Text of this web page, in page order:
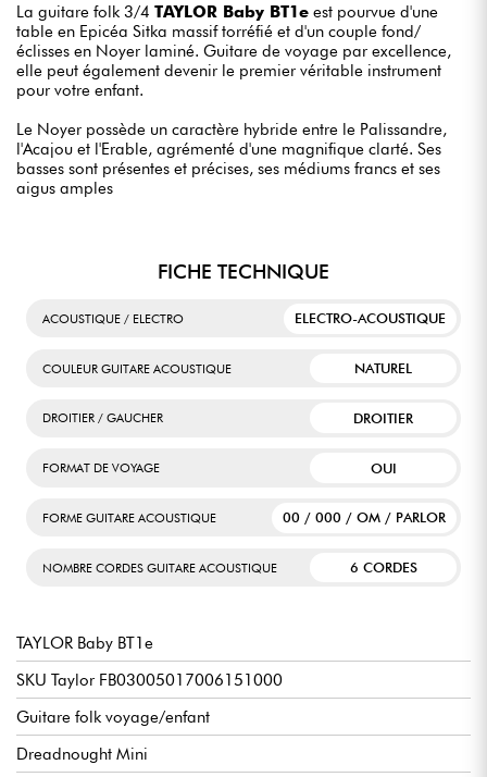
La guitare folk 3/4 TAYLOR Baby BT1e est pourvue d'une
table en Epicéa Sitka massif torréfié et d'un couple fond/
éclisses en Noyer laminé. Guitare de voyage par excellence,
elle peut également devenir le premier véritable instrument
pour votre enfant.
Le Noyer possède un caractère hybride entre le Palissandre,
l'Acajou et l'Erable, agrémenté d'une magnifique clarté. Ses
basses sont présentes et précises, ses médiums francs et ses
aigus amples
FICHE TECHNIQUE
ACOUSTIQUE / ELECTRO ELECTRO-ACOUSTIQUE
COULEUR GUITARE ACOUSTIQUE NATUREL
DROITIER / GAUCHER DROITIER
FORMAT DE VOYAGE OUI
FORME GUITARE ACOUSTIQUE 00 / 000 / OM / PARLOR
NOMBRE CORDES GUITARE ACOUSTIQUE 6 CORDES
TAYLOR Baby BT1e
SKU Taylor FB03005017006151000
Guitare folk voyage/enfant
Dreadnought Mini